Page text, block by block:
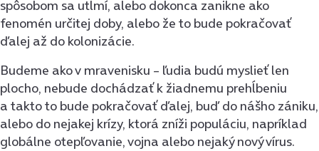
spôsobom sa utlmí, alebo dokonca zanikne ako
fenomén určitej doby, alebo že to bude pokračovať
ďalej až do kolonizácie.
Budeme ako v mravenisku – ľudia budú myslieť len
plocho, nebude dochádzať k žiadnemu prehĺbeniu
a takto to bude pokračovať ďalej, buď do nášho zániku,
alebo do nejakej krízy, ktorá zníži populáciu, napríklad
globálne otepľovanie, vojna alebo nejaký nový vírus.